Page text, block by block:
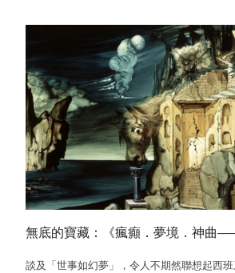
無底的寶藏：《瘋癲．夢境．神曲
談及「世事如幻夢」，令人不期然聯想起西